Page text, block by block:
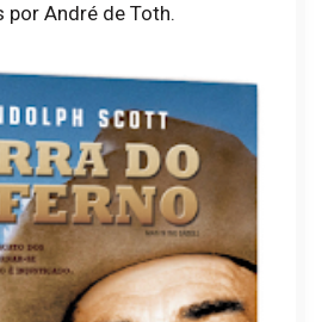
André de Toth.